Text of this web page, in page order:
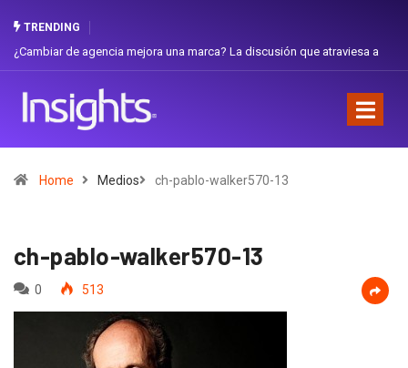
TRENDING
de agencia mejora una marca? La discusión que atraviesa a
Home Medios ch-pablo-walker570-13
ch-pablo-walker570-13
0 513